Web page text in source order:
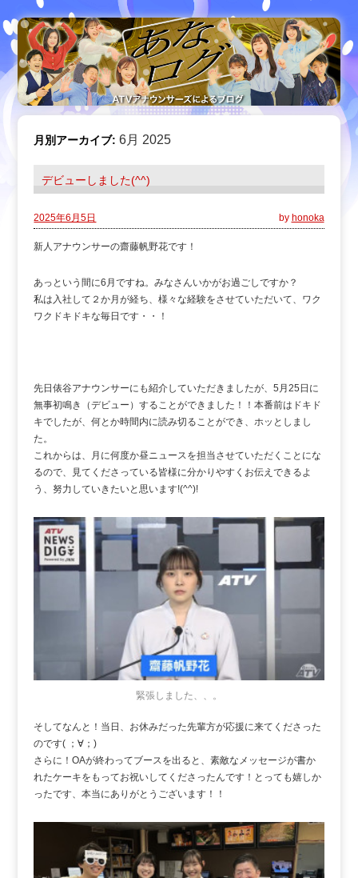
月別アーカイブ:6月 2025
デビューしました(^^)
2025年6月5日 by honoka
新人アナウンサーの齋藤帆野花です！
あっという間に6月ですね。みなさんいかがお過ごしですか？
私は入社して２か月が経ち、様々な経験をさせていただいて、ワク
ワクドキドキな毎日です・・！
先日俵谷アナウンサーにも紹介していただきましたが、5月25日に
無事初鳴き（デビュー）することができました！！本番前はドキド
キでしたが、何とか時間内に読み切ることができ、ホッとしまし
た。
これからは、月に何度か昼ニュースを担当させていただくことにな
るので、見てくださっている皆様に分かりやすくお伝えできるよ
う、努力していきたいと思います!(^^)!
緊張しました、、。
そしてなんと！当日、お休みだった先輩方が応援に来てくださった
のです( ；∀；)
さらに！OAが終わってブースを出ると、素敵なメッセージが書か
れたケーキをもってお祝いしてくださったんです！とっても嬉しか
ったです、本当にありがとうございます！！